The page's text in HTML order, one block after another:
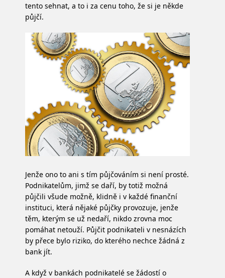
tento sehnat, a to i za cenu toho, že si je někde
půjčí.
Jenže ono to ani s tím půjčováním si není prosté.
Podnikatelům, jimž se daří, by totiž možná
půjčili všude možně, klidně i v každé finanční
instituci, která nějaké půjčky provozuje, jenže
těm, kterým se už nedaří, nikdo zrovna moc
pomáhat netouží. Půjčit podnikateli v nesnázích
by přece bylo riziko, do kterého nechce žádná z
bank jít.
A když v bankách podnikatelé se žádostí o